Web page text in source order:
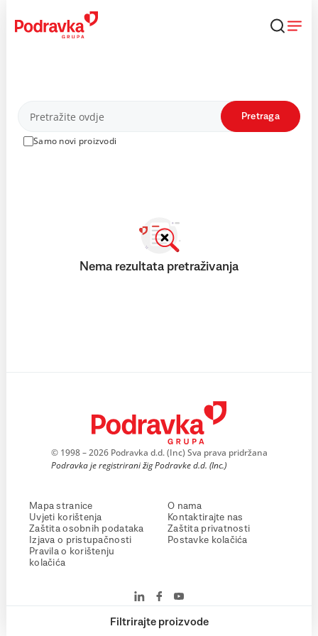
content
Proizvodi
Samo novi proizvodi
Pretraga
Filtrirajte proizvode
Nema rezultata pretraživanja
© 1998 – 2026 Podravka d.d. (Inc) Sva prava pridržana
Podravka je registrirani žig Podravke d.d. (Inc.)
Mapa stranice
Uvjeti korištenja
Zaštita osobnih podataka
Izjava o pristupačnosti
Pravila o korištenju
kolačića
O nama
Kontaktirajte nas
Zaštita privatnosti
Postavke kolačića